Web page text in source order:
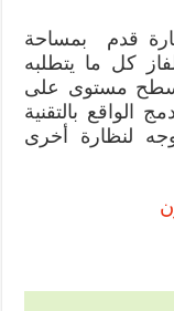
قدم بمساحة
كل ما يتطلبه
سطح مستوى على
الواقع بالتقنية
لنظارة أخرى